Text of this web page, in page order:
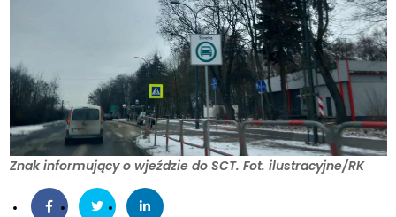
Znak informujący o wjeździe do SCT. Fot. ilustracyjne/RK